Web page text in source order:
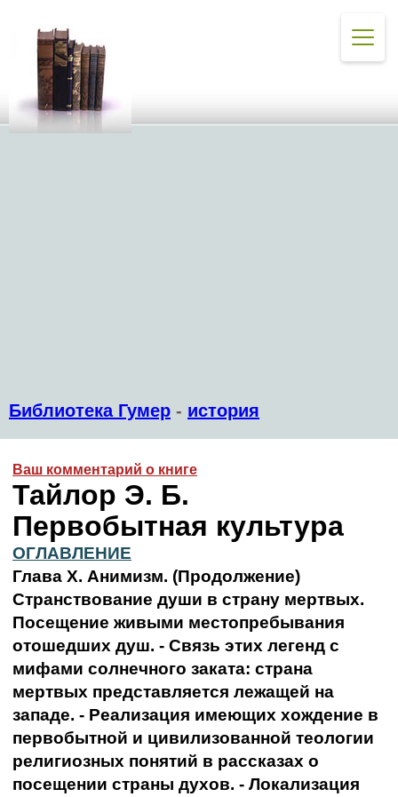
Библиотека Гумер - история
Ваш комментарий о книге
Тайлор Э. Б.
Первобытная культура
ОГЛАВЛЕНИЕ
Глава X. Анимизм. (Продолжение)
Странствование души в страну мертвых.
Посещение живыми местопребывания
отошедших душ. - Связь этих легенд с
мифами солнечного заката: страна
мертвых представляется лежащей на
западе. - Реализация имеющих хождение в
первобытной и цивилизованной теологии
религиозных понятий в рассказах о
посещении страны духов. - Локализация